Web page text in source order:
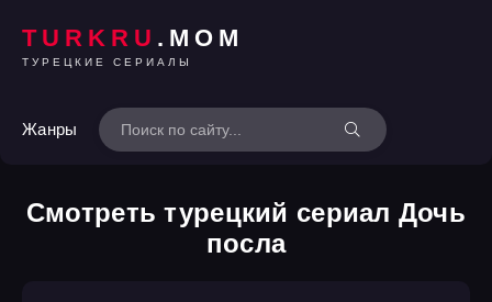
TURKRU .MOM
ТУРЕЦКИЕ СЕРИАЛЫ
Жанры
Смотреть турецкий сериал Дочь
посла